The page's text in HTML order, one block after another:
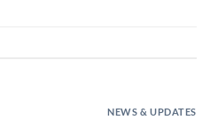
NEWS & UPDATES